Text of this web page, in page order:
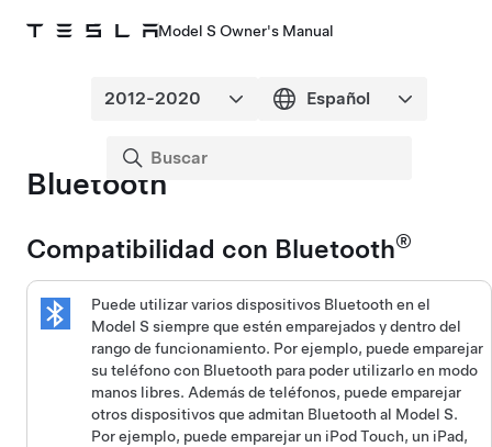
Model S Owner's Manual
Bluetooth
Compatibilidad con Bluetooth®
Puede utilizar varios dispositivos Bluetooth en el
Model S siempre que estén emparejados y dentro del
rango de funcionamiento. Por ejemplo, puede emparejar
su teléfono con Bluetooth para poder utilizarlo en modo
manos libres. Además de teléfonos, puede emparejar
otros dispositivos que admitan Bluetooth al Model S.
Por ejemplo, puede emparejar un iPod Touch, un iPad,